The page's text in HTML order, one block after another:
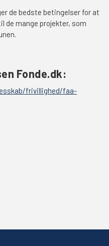
de bedste betingelser for at
de mange projekter, som
Fonde.dk:
frivillighed/faa-